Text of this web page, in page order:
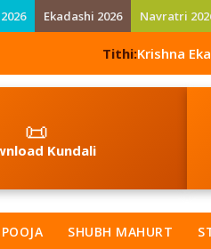
Ekadashi 2026 Navratri
Tithi:Krishna
📜
Kundali
SHUBH MAHURT